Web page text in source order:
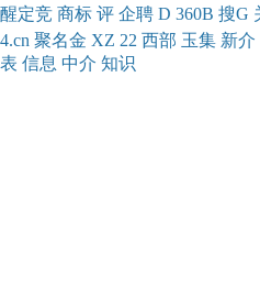
醒定竞 商标 评 企聘 D 360B 搜G
4.cn 聚名金 XZ 22 西部 玉集 新介
表 信息 中介 知识